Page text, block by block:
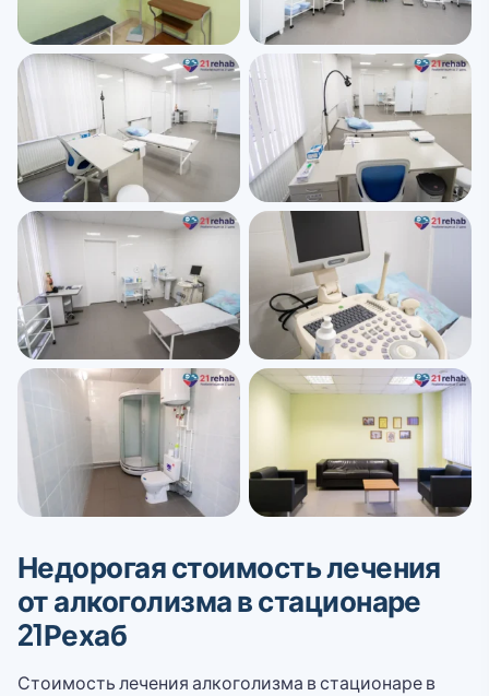
Недорогая стоимость лечения
от алкоголизма в стационаре
21Рехаб
Стоимость лечения алкоголизма в стационаре в